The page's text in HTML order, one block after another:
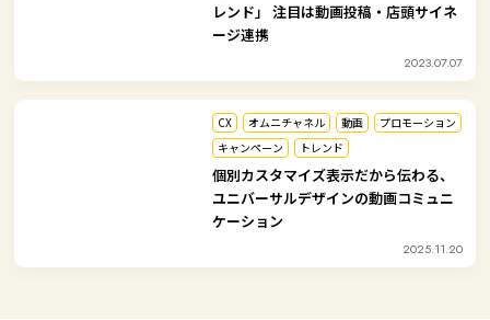
レンド」 注目は動画投稿・店頭サイネ
ージ連携
2023.07.07
CX オムニチャネル 動画
プロモーション
キャンペーン
トレンド
個別カスタマイズ表示だから伝わる、
ユニバーサルデザインの動画コミュニ
ケーション
2025.11.20